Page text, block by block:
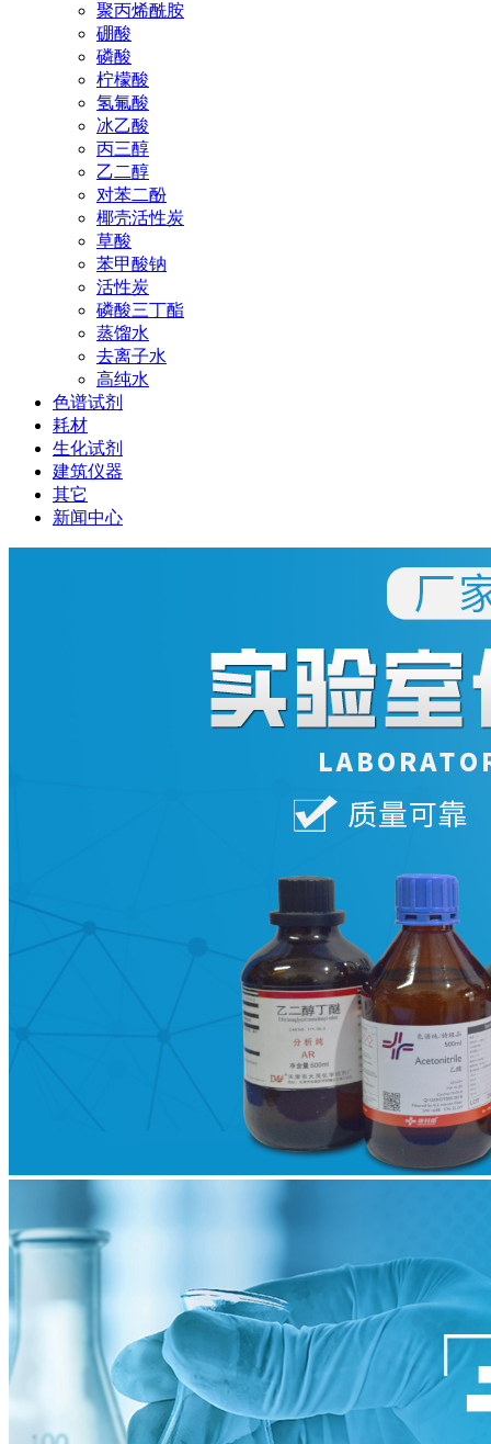
聚丙烯酰胺
硼酸
磷酸
柠檬酸
氢氟酸
冰乙酸
丙三醇
乙二醇
对苯二酚
椰壳活性炭
草酸
苯甲酸钠
活性炭
磷酸三丁酯
蒸馏水
去离子水
高纯水
色谱试剂
耗材
生化试剂
建筑仪器
其它
新闻中心